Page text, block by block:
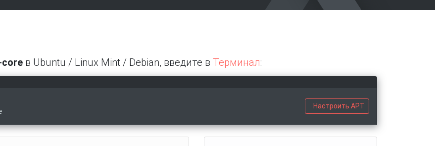
в Ubuntu / Linux Mint / Debian, введите в Терминал:
Настроить APT